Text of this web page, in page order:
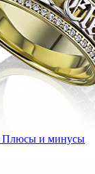
Плюсы и минусы